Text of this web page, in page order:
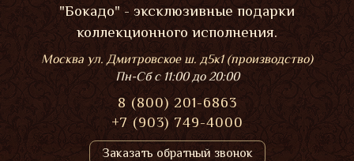
"Бокадо" - эксклюзивные подарки
коллекционного исполнения.
Москва ул. Дмитровское ш. д5к1 (производство)
Пн-Сбс 11:00 до 20:00
8 (800) 201-6863
+7 (903) 749-4000
Заказать обратный звонок